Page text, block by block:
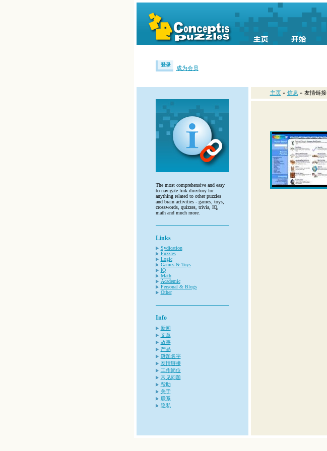
登录
成为会员
The most comprehensive and easy
to navigate link directory for
anything related to other puzzles
and brain activities - games, toys,
crosswords, quizzes, trivia, IQ,
math and much more.
Links
Sydication
Puzzles
Logic
Games & Toys
IQ
Math
Academic
Personal & Blogs
Other
Info
新闻
文章
故事
产品
谜题名字
友情链接
工作岗位
常见问题
帮助
关于
联系
隐私
主页 » 信息 » 友情链接